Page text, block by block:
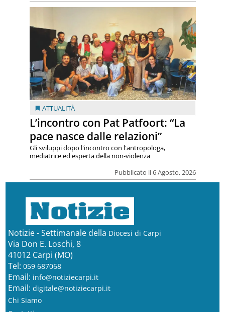
ATTUALITÀ
L’incontro con Pat Patfoort: “La
pace nasce dalle relazioni”
Pubblicato il 6 Agosto, 2026
Gli sviluppi dopo l'incontro con l'antropologa,
mediatrice ed esperta della non-violenza
Notizie - Settimanale della Diocesi di Carpi
Via Don E. Loschi, 8
41012 Carpi (MO)
Tel: 059 687068
Email: info@notiziecarpi.it
Email: digitale@notiziecarpi.it
Chi Siamo